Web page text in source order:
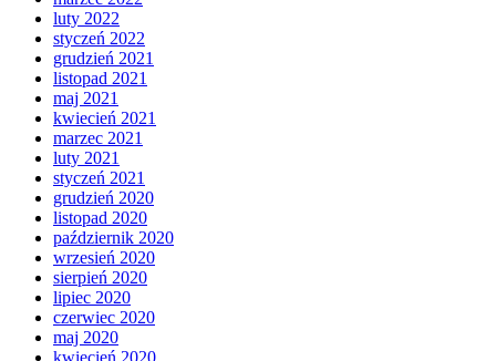
luty 2022
styczeń 2022
grudzień 2021
listopad 2021
maj 2021
kwiecień 2021
marzec 2021
luty 2021
styczeń 2021
grudzień 2020
listopad 2020
październik 2020
wrzesień 2020
sierpień 2020
lipiec 2020
czerwiec 2020
maj 2020
kwiecień 2020